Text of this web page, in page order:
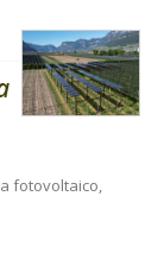
fotovoltaico,